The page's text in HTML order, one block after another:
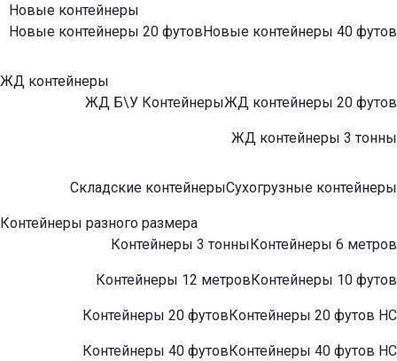
Новые контейнеры
Новые контейнеры 20 футовНовые контейнеры 40 футов
ЖД контейнеры
ЖД Б\У КонтейнерыЖД контейнеры 20 футов
ЖД контейнеры 3 тонны
Складские контейнерыСухогрузные контейнеры
Контейнеры разного размера
Контейнеры 3 тонныКонтейнеры 6 метров
Контейнеры 12 метровКонтейнеры 10 футов
Контейнеры 20 футовКонтейнеры 20 футов НС
Контейнеры 40 футовКонтейнеры 40 футов НС